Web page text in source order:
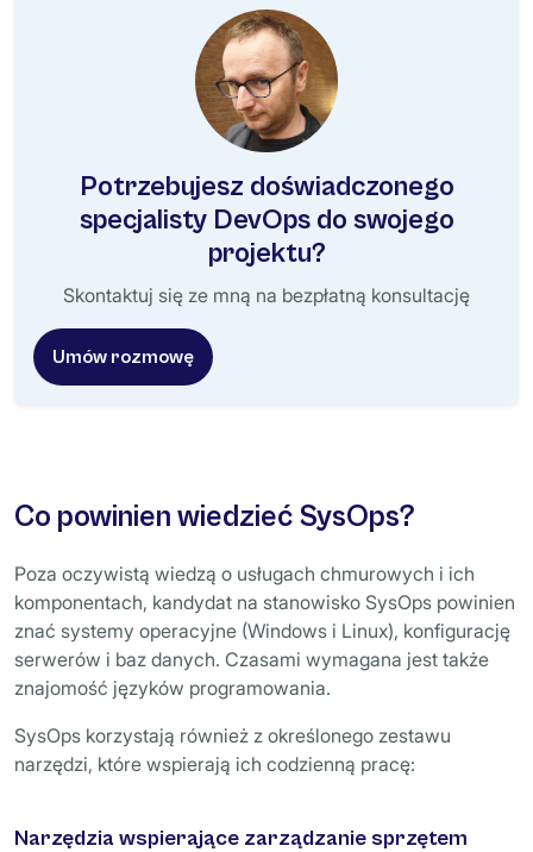
Potrzebujesz doświadczonego
specjalisty DevOps do swojego
projektu?
Skontaktuj się ze mną na bezpłatną konsultację
Umów rozmowę
Co powinien wiedzieć SysOps?
Poza oczywistą wiedzą o usługach chmurowych i ich
komponentach, kandydat na stanowisko SysOps powinien
znać systemy operacyjne (Windows i Linux), konfigurację
serwerów i baz danych. Czasami wymagana jest także
znajomość języków programowania.
SysOps korzystają również z określonego zestawu
narzędzi, które wspierają ich codzienną pracę:
Narzędzia wspierające zarządzanie sprzętem